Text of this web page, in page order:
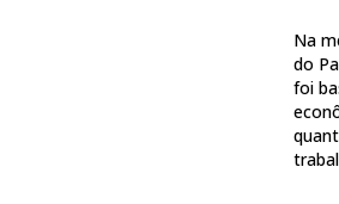
Na
do
foi